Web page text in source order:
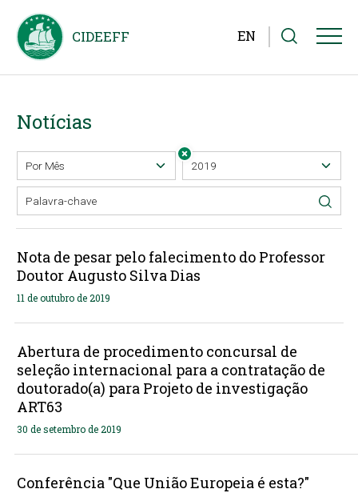
EN
Notícias
Nota de pesar pelo falecimento do Professor
Doutor Augusto Silva Dias
11 de outubro de 2019
Abertura de procedimento concursal de
seleção internacional para a contratação de
doutorado(a) para Projeto de investigação
ART63
30 de setembro de 2019
Conferência "Que União Europeia é esta?"